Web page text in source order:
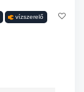
vízszerelő